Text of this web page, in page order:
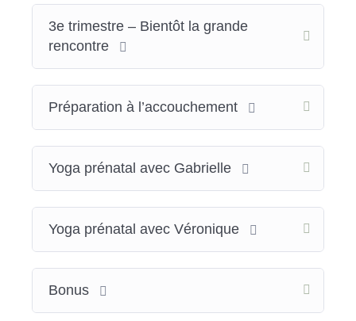
3e trimestre – Bientôt la grande
rencontre
Préparation à l’accouchement
Yoga prénatal avec Gabrielle
Yoga prénatal avec Véronique
Bonus